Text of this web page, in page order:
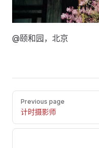
@颐和园，北京
Pager
Previous page
计时摄影师